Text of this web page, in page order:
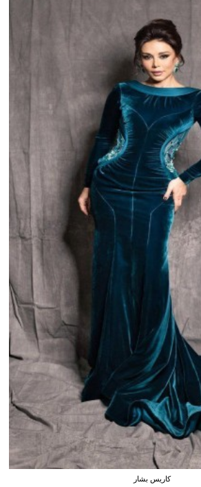
كاريس بشار